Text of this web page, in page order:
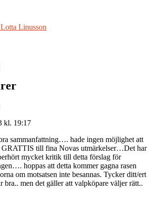
Linusson
kl. 19:17
sammanfattning…. hade ingen möjlighet att
GRATTIS till fina Novas utmärkelser…Det har
mycket kritik till detta förslag för
hoppas att detta kommer gagna rasen
om motsatsen inte besannas. Tycker ditt/ert
bra.. men det gäller att valpköpare väljer rätt..